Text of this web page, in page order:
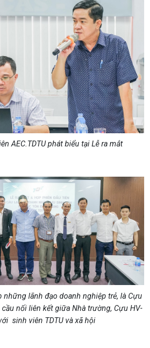
AEC.TDTU phát biểu tại Lễ ra mắt
những lãnh đạo doanh nghiệp trẻ, là Cựu
cầu nối liên kết giữa Nhà trường, Cựu HV-
sinh viên TDTU và xã hội